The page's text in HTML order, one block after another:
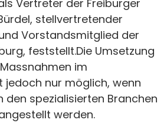
Vertreter der Freiburger
stellvertretender
Vorstandsmitglied der
feststellt.Die Umsetzung
im
jedoch nur möglich, wenn
den spezialisierten Branchen
werden.